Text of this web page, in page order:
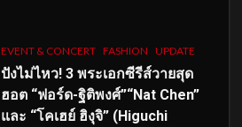
EVENT & CONCERT FASHION UPDATE
ปังไม่ไหว! 3 พระเอกซีรีส์วายสุด
ฮอต “ฟอร์ด-ฐิติพงศ์”“Nat Chen”
และ “โคเฮย์ ฮิงุจิ” (Higuchi